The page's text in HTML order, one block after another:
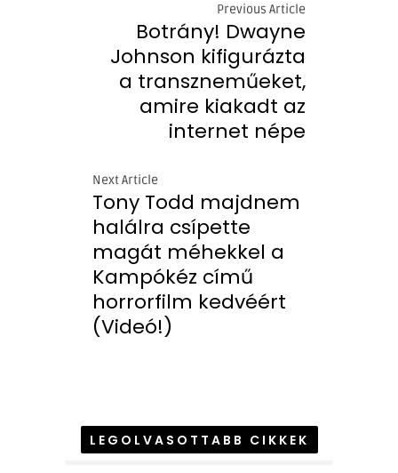
Previous Article
Botrány! Dwayne
Johnson kifigurázta
a transzneműeket,
amire kiakadt az
internet népe
Next Article
Tony Todd majdnem
halálra csípette
magát méhekkel a
Kampókéz című
horrorfilm kedvéért
(Videó!)
LEGOLVASOTTABB CIKKEK